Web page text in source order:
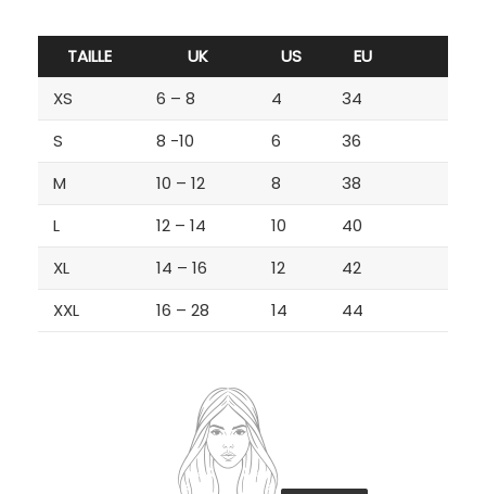
TAILLE UK US
EU
XS
6 – 8 4
34
S
8 -10 6
36
M
10 – 12 8
38
L
12 – 14 10
40
XL
14 – 16 12
42
XXL
16 – 28 14 44